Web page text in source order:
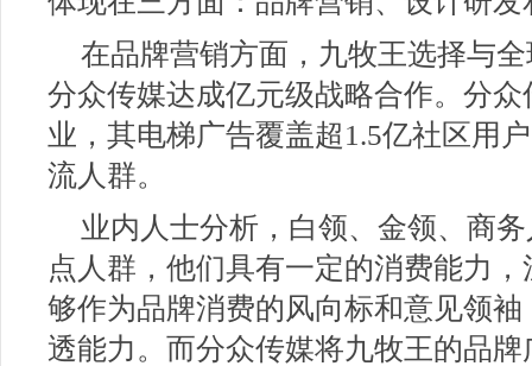
在品牌营销方面，九牧王选择与
分众传媒达成亿元级战略合作。分
业，其电梯广告覆盖超1.5亿社区用
流人群。
业内人士分析，白领、金领、商
点人群，他们具有一定的消费能力
够作为品牌消费的风向标和意见领
透能力。而分众传媒将九牧王的品